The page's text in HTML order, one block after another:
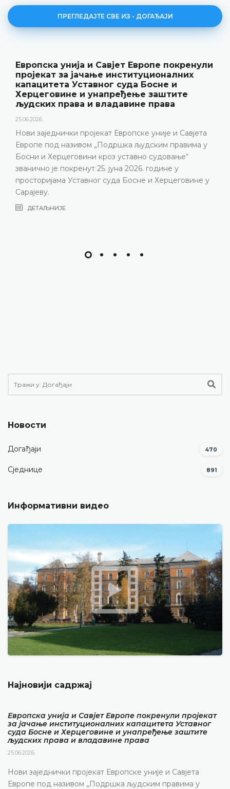
ПРЕГЛЕДАЈТЕ СВЕ ИЗ - ДОГАЂАЈИ
Европска унија и Савјет Европе покренули
пројекат за јачање институционалних
капацитета Уставног суда Босне и
Херцеговине и унапређење заштите
људских права и владавине права
25.06.2026.
Нови заједнички пројекат Европске уније и Савјета
Европе под називом „Подршка људским правима у
Босни и Херцеговини кроз уставно судовање“
званично је покренут 25. јуна 2026. године у
просторијама Уставног суда Босне и Херцеговине у
Сарајеву.
ДЕТАЉНИЈЕ
Новости
Догађаји 470
Сједнице 891
Информативни видео
Најновији садржај
Европска унија и Савјет Европе покренули пројекат
за јачање институционалних капацитета Уставног
суда Босне и Херцеговине и унапређење заштите
људских права и владавине права
25.06.2026.
Нови заједнички пројекат Европске уније и Савјета
Европе под називом „Подршка људским правима у